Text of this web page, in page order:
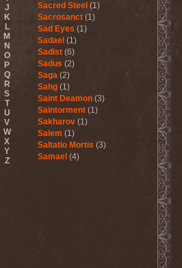
J
K
L
M
N
O
P
Q
R
S
T
U
V
W
X
Y
Z
Sacred Steel (1)
Sacrosanct (1)
Sad Eyes (1)
Sadael (1)
Sadist (6)
Sadus (2)
Saga (2)
Sahg (1)
Saint Deamon (3)
Saintorment (1)
Sakharov (1)
Salem (1)
Saltatio Mortis (3)
Samael (4)